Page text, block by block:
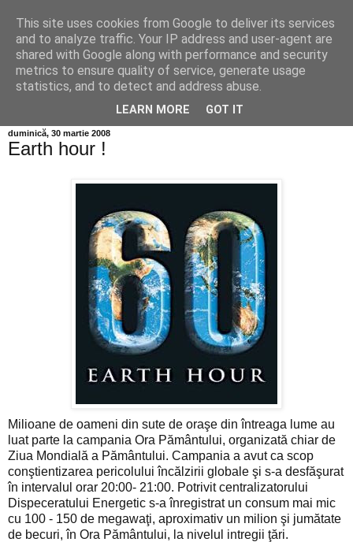
Info MILEANCA
BINE AȚI VENIT! *Jurnal online de informație și opinie;
Vineri 07 August, 2026
duminică, 30 martie 2008
Earth hour !
Milioane de oameni din sute de oraşe din întreaga lume au
luat parte la campania Ora Pământului, organizată chiar de
Ziua Mondială a Pământului. Campania a avut ca scop
conştientizarea pericolului încălzirii globale şi s-a desfăşurat
în intervalul orar 20:00- 21:00. Potrivit centralizatorului
Dispeceratului Energetic s-a înregistrat un consum mai mic
cu 100 - 150 de megawaţi, aproximativ un milion şi jumătate
de becuri, în Ora Pământului, la nivelul intregii ţări.
This site uses cookies from Google to deliver its services
and to analyze traffic. Your IP address and user-agent are
shared with Google along with performance and security
metrics to ensure quality of service, generate usage
statistics, and to detect and address abuse.
LEARN MORE GOT IT